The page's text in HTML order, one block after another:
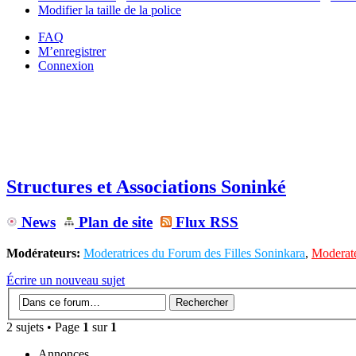
Modifier la taille de la police
FAQ
M’enregistrer
Connexion
Structures et Associations Soninké
News Plan de site Flux RSS
Modérateurs: Moderatrices du Forum des Filles Soninkara,
Écrire un nouveau sujet
2 sujets • Page 1 sur 1